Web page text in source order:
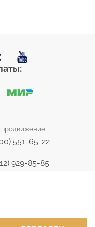
продвижение
551-65-22
929-85-85